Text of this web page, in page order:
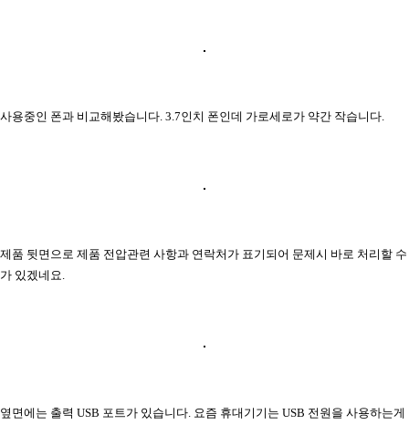
사용중인 폰과 비교해봤습니다. 3.7인치 폰인데 가로세로가 약간 작습니다.
제품 뒷면으로 제품 전압관련 사항과 연락처가 표기되어 문제시 바로 처리할 수
가 있겠네요.
옆면에는 출력 USB 포트가 있습니다. 요즘 휴대기기는 USB 전원을 사용하는게